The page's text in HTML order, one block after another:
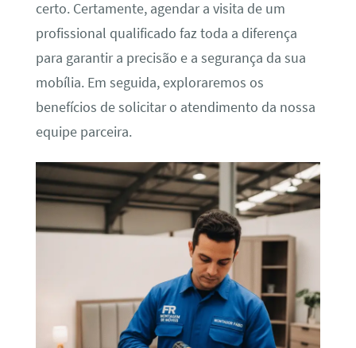
certo. Certamente, agendar a visita de um
profissional qualificado faz toda a diferença
para garantir a precisão e a segurança da sua
mobília. Em seguida, exploraremos os
benefícios de solicitar o atendimento da nossa
equipe parceira.